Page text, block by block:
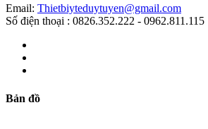
Email: Thietbiyteduytuyen@gmail.com
Số điện thoại : 0826.352.222 - 0962.811.115
Bản đồ